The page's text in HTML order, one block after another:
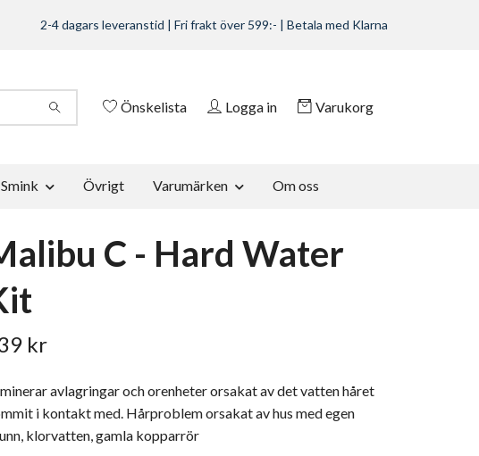
2-4 dagars leveranstid | Fri frakt över 599:- | Betala med Klarna
Önskelista Logga in Varukorg
Smink Övrigt Varumärken Om oss
C - Hard Water
kr
avlagringar och orenheter orsakat av det vatten håret
i kontakt med. Hårproblem orsakat av hus med egen
klorvatten, gamla kopparrör